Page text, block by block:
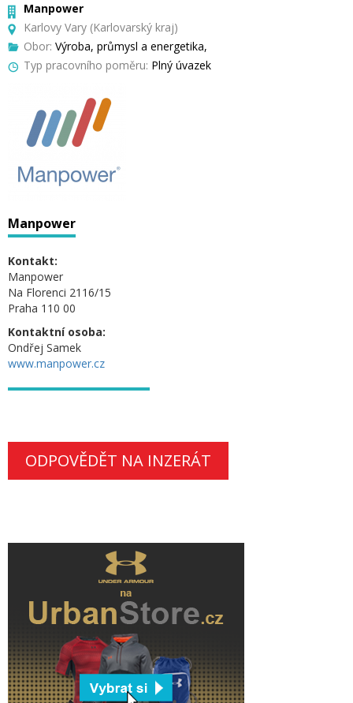
Manpower
Karlovy Vary (Karlovarský kraj)
Obor: Výroba, průmysl a energetika,
Typ pracovního poměru: Plný úvazek
Manpower
Kontakt:
Manpower
Na Florenci 2116/15
Praha 110 00
Kontaktní osoba:
Ondřej Samek
www.manpower.cz
ODPOVĚDĚT NA INZERÁT